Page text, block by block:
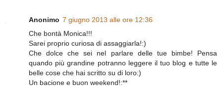
Anonimo 7 giugno 2013 alle ore 12:36
Che bontà Monica!!!
Sarei proprio curiosa di assaggiarla!:)
Che dolce che sei nel parlare delle tue bimbe! Pensa
quando più grandine potranno leggere il tuo blog e tutte le
belle cose che hai scritto su di loro:)
Un bacione e buon weekend!:**